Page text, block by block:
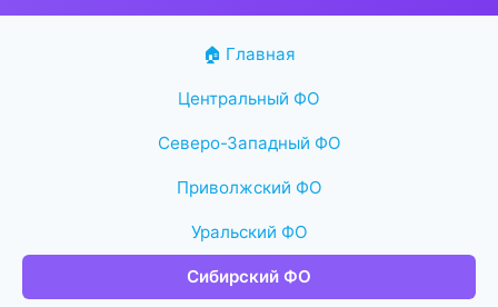
🏠 Главная
Центральный ФО
Северо-Западный ФО
Приволжский ФО
Уральский ФО
Сибирский ФО